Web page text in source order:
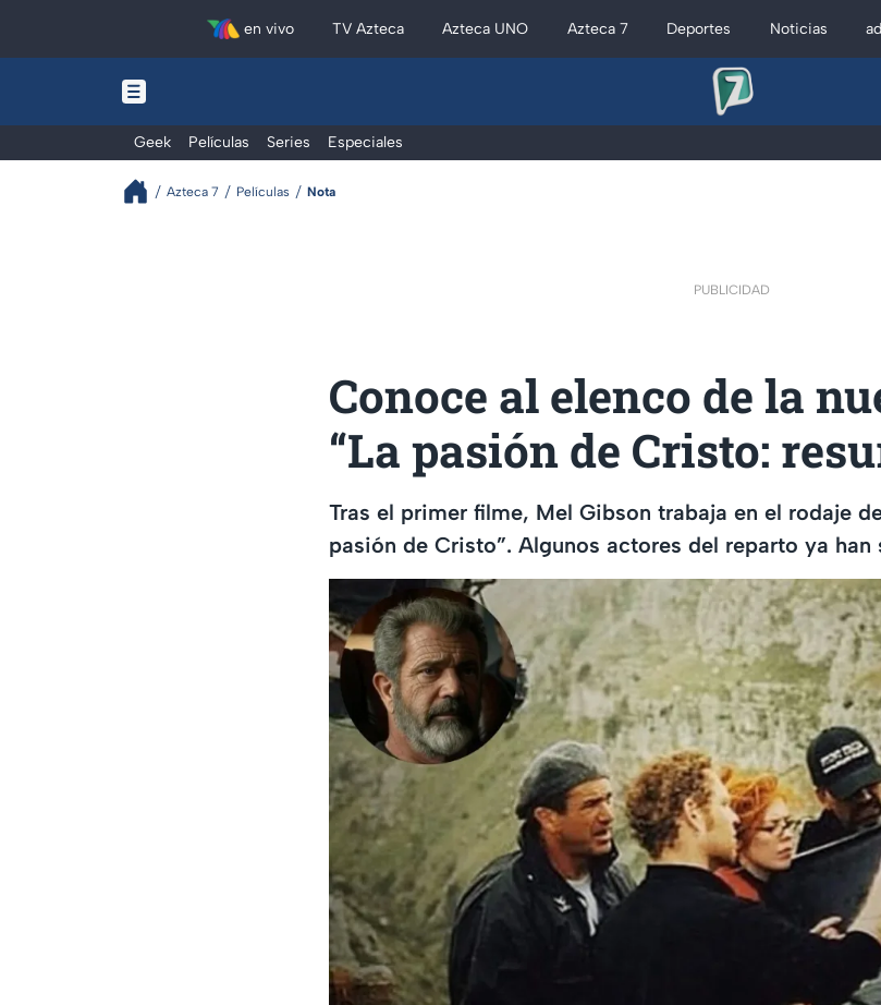
en vivo TV Azteca Azteca UNO Azteca 7 Deportes Noticias
Geek Películas Series Especiales
Azteca 7 Películas Nota
PUBLICIDAD
Conoce al elenco de la
“La pasión de Cristo:
Tras el primer filme, Mel Gibson trabaja en el rodaje
pasión de Cristo”. Algunos actores del reparto ya